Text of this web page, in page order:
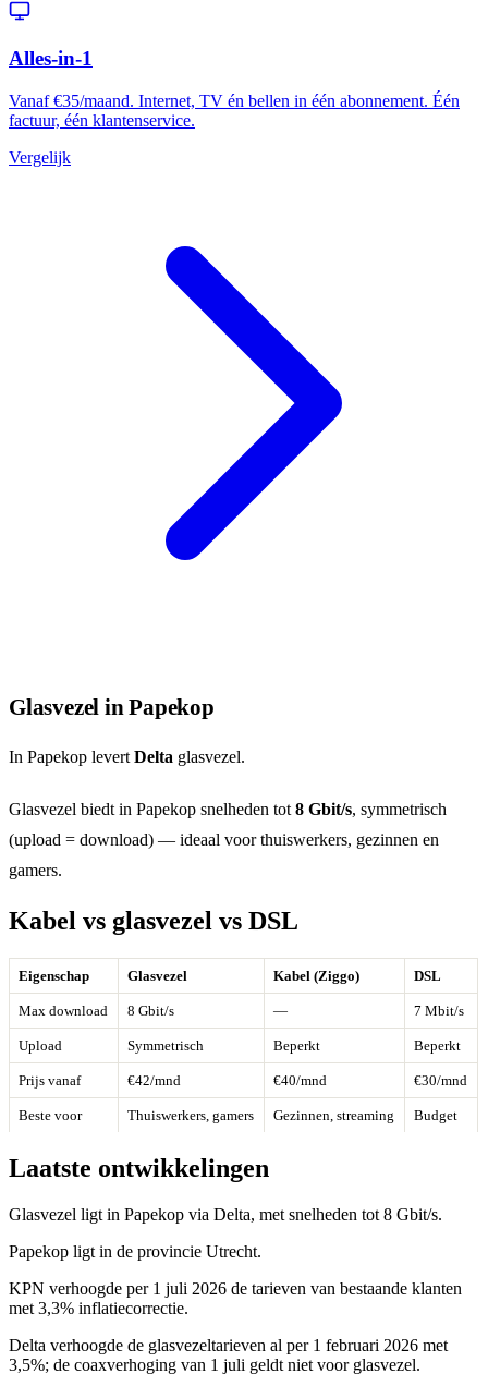
Alles-in-1
Vanaf €35/maand. Internet, TV én bellen in één abonnement. Één
factuur, één klantenservice.
Vergelijk
Glasvezel in Papekop
In Papekop levert Delta glasvezel.
Glasvezel biedt in Papekop snelheden tot 8 Gbit/s, symmetrisch
(upload = download) — ideaal voor thuiswerkers, gezinnen en
gamers.
Kabel vs glasvezel vs DSL
Eigenschap Glasvezel Kabel (Ziggo) DSL
Max download 8 Gbit/s — 7 Mbit/s
Upload Symmetrisch Beperkt Beperkt
Prijs vanaf €42/mnd €40/mnd €30/mnd
Beste voor Thuiswerkers, gamers Gezinnen, streaming Budget
Laatste ontwikkelingen
Glasvezel ligt in Papekop via Delta, met snelheden tot 8 Gbit/s.
Papekop ligt in de provincie Utrecht.
KPN verhoogde per 1 juli 2026 de tarieven van bestaande klanten
met 3,3% inflatiecorrectie.
Delta verhoogde de glasvezeltarieven al per 1 februari 2026 met
3,5%; de coaxverhoging van 1 juli geldt niet voor glasvezel.